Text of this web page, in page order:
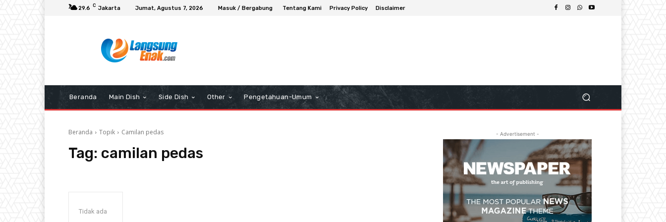
29.6 C Jakarta Jumat, Agustus 7, 2026 Masuk / Bergabung Tentang Kami Privacy Policy Disclaimer
Beranda Main Dish Side Dish Other Pengetahuan-Umum
Beranda Topik Camilan pedas
Tag: camilan pedas
Tidak ada
- Advertisement -